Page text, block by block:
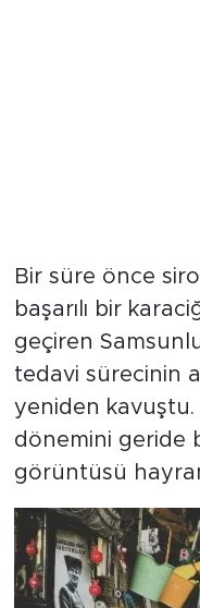
Bir süre önce
başarılı bir
geçiren
tedavi sürecinin
yeniden
dönemini geride
görüntüsü